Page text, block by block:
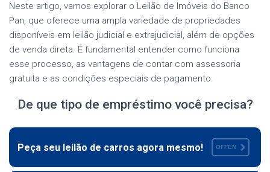
Neste artigo, vamos explorar o Leilão de Imóveis do Banco
Pan, que oferece uma ampla variedade de propriedades
disponíveis em leilão judicial e extrajudicial, além de opções
de venda direta. É fundamental entender como funciona
esse processo, as vantagens de contar com assessoria
gratuita e as condições especiais de pagamento.
De que tipo de empréstimo você precisa?
Peça seu leilão de carros agora mesmo! OFFEN